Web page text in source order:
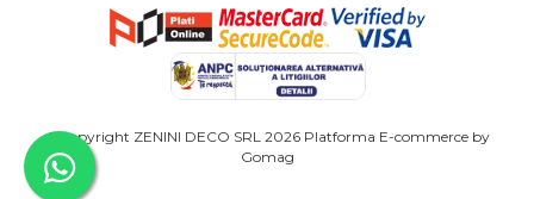
©Copyright ZENINI DECO SRL 2026 Platforma E-commerce by
Gomag